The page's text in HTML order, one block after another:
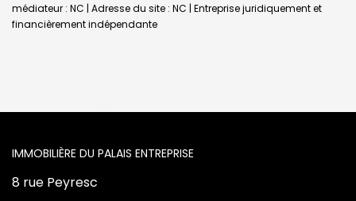
médiateur : NC | Adresse du site : NC | Entreprise juridiquement et
financièrement indépendante
L'AGENCE
8 rue Peyresc